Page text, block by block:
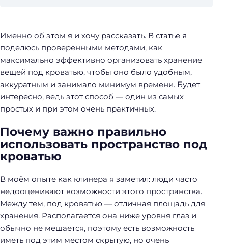
Именно об этом я и хочу рассказать. В статье я
поделюсь проверенными методами, как
максимально эффективно организовать хранение
вещей под кроватью, чтобы оно было удобным,
аккуратным и занимало минимум времени. Будет
интересно, ведь этот способ — один из самых
простых и при этом очень практичных.
Почему важно правильно
использовать пространство под
кроватью
В моём опыте как клинера я заметил: люди часто
недооценивают возможности этого пространства.
Между тем, под кроватью — отличная площадь для
хранения. Располагается она ниже уровня глаз и
обычно не мешается, поэтому есть возможность
иметь под этим местом скрытую, но очень